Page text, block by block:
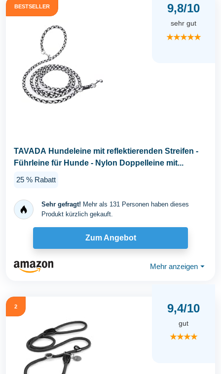
BESTSELLER 9,8/10
sehr gut
★★★★★
TAVADA Hundeleine mit reflektierenden Streifen -
Führleine für Hunde - Nylon Doppelleine mit...
25 % Rabatt
Sehr gefragt! Mehr als 131 Personen haben dieses
Produkt kürzlich gekauft.
Zum Angebot
Mehr anzeigen ⏷
2 9,4/10
gut
★★★★